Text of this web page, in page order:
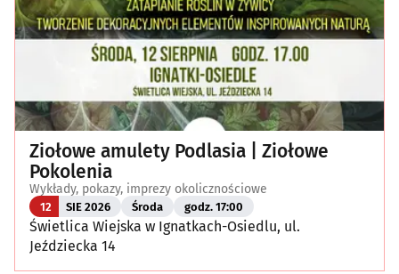
Ziołowe amulety Podlasia | Ziołowe
Pokolenia
Wykłady, pokazy, imprezy okolicznościowe
12 SIE 2026 Środa godz. 17:00
Świetlica Wiejska w Ignatkach-Osiedlu, ul.
Jeździecka 14